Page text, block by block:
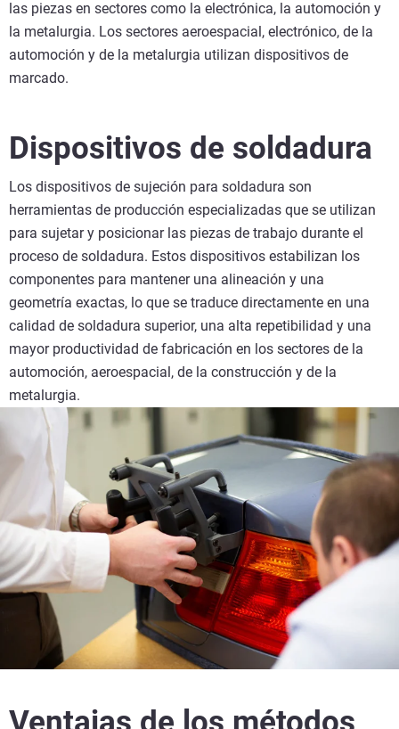
las piezas en sectores como la electrónica, la automoción y
la metalurgia. Los sectores aeroespacial, electrónico, de la
automoción y de la metalurgia utilizan dispositivos de
marcado.
Dispositivos de soldadura
Los dispositivos de sujeción para soldadura son
herramientas de producción especializadas que se utilizan
para sujetar y posicionar las piezas de trabajo durante el
proceso de soldadura. Estos dispositivos estabilizan los
componentes para mantener una alineación y una
geometría exactas, lo que se traduce directamente en una
calidad de soldadura superior, una alta repetibilidad y una
mayor productividad de fabricación en los sectores de la
automoción, aeroespacial, de la construcción y de la
metalurgia.